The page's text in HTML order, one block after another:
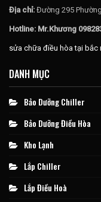
Địa chỉ: Đường 295
Hotline: Mr.Khương
sửa chữa điều hòa tại bắc
DANH MỤC
Bảo Dưỡng Chiller
Bảo Dưỡng Điều Hòa
Kho Lạnh
Lắp Chiller
Lắp Điều Hoà